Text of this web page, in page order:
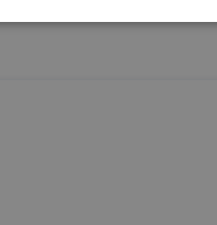
balvai